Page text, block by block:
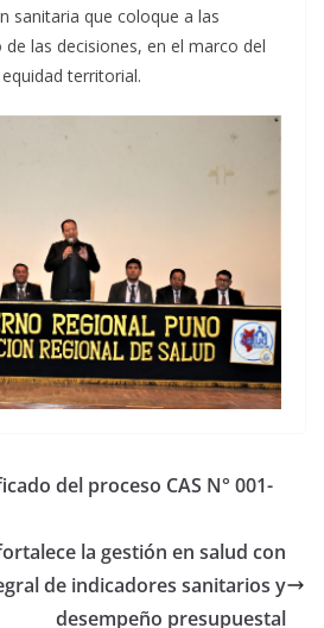
sanitaria que coloque a las
las decisiones, en el marco del
territorial.
del proceso CAS N° 001-
la gestión en salud con
de indicadores sanitarios y
desempeño presupuestal